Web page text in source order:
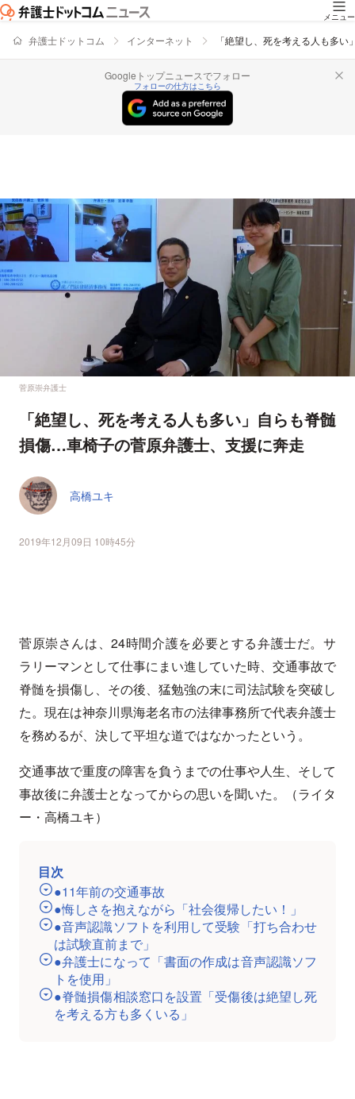
メニュー
弁護士ドットコム インターネット 「絶望し、死を考える人も多
Googleトップニュースでフォロー
フォローの仕方はこちら
菅原崇弁護士
「絶望し、死を考える人も多い」自らも脊髄
損傷…車椅子の菅原弁護士、支援に奔走
高橋ユキ
2019年12月09日 10時45分
菅原崇さんは、24時間介護を必要とする弁護士だ。サ
ラリーマンとして仕事にまい進していた時、交通事故で
脊髄を損傷し、その後、猛勉強の末に司法試験を突破し
た。現在は神奈川県海老名市の法律事務所で代表弁護士
を務めるが、決して平坦な道ではなかったという。
交通事故で重度の障害を負うまでの仕事や人生、そして
事故後に弁護士となってからの思いを聞いた。（ライタ
ー・高橋ユキ）
目次
●11年前の交通事故
●悔しさを抱えながら「社会復帰したい！」
●音声認識ソフトを利用して受験「打ち合わせ
は試験直前まで」
●弁護士になって「書面の作成は音声認識ソフ
トを使用」
●脊髄損傷相談窓口を設置「受傷後は絶望し死
を考える方も多くいる」